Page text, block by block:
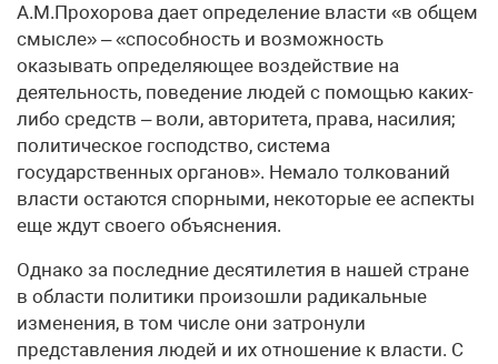
А.М.Прохорова дает определение власти «в общем
смысле» – «способность и возможность
оказывать определяющее воздействие на
деятельность, поведение людей с помощью каких-
либо средств – воли, авторитета, права, насилия;
политическое господство, система
государственных органов». Немало толкований
власти остаются спорными, некоторые ее аспекты
еще ждут своего объяснения.
Однако за последние десятилетия в нашей стране
в области политики произошли радикальные
изменения, в том числе они затронули
представления людей и их отношение к власти. С